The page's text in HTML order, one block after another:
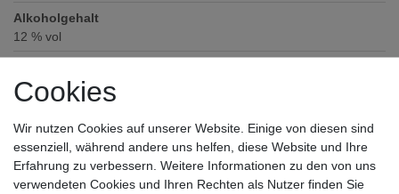
Alkoholgehalt
12 % vol
Flaschengärung
Korken
Zutaten / Allergene
enthält Sulfite
Cookies
Wir nutzen Cookies auf unserer Website. Einige von diesen sind
essenziell, während andere uns helfen, diese Website und Ihre
Erfahrung zu verbessern. Weitere Informationen zu den von uns
verwendeten Cookies und Ihren Rechten als Nutzer finden Sie